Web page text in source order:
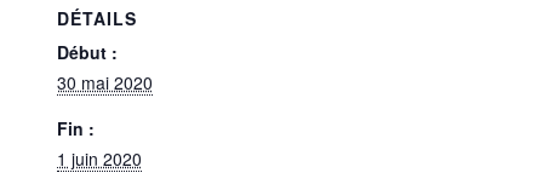
DÉTAILS
Début :
30 mai 2020
Fin :
1 juin 2020